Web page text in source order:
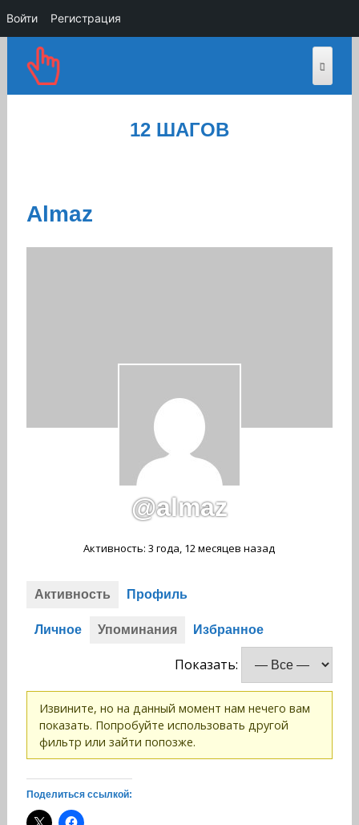
Войти Регистрация
12 ШАГОВ
Almaz
@almaz
Активность: 3 года, 12 месяцев назад
Активность Профиль
Личное Упоминания Избранное
Показать:
Извините, но на данный момент нам нечего вам
показать. Попробуйте использовать другой
фильтр или зайти попозже.
Поделиться ссылкой: